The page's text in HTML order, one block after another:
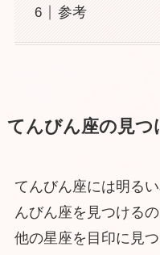
参考
てんびん座の見つ
てんびん座には明る
んびん座を見つけるの
他の星座を目印に見